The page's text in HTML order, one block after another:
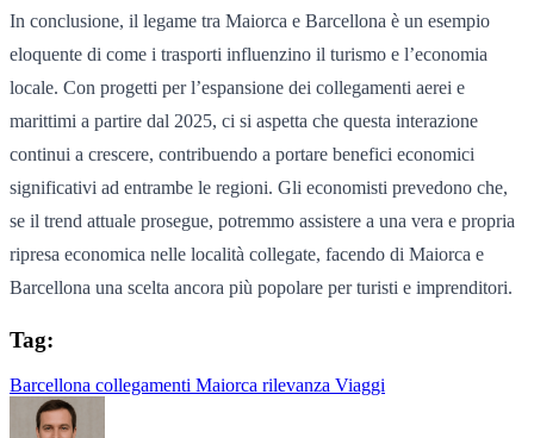
In conclusione, il legame tra Maiorca e Barcellona è un esempio
eloquente di come i trasporti influenzino il turismo e l’economia
locale. Con progetti per l’espansione dei collegamenti aerei e
marittimi a partire dal 2025, ci si aspetta che questa interazione
continui a crescere, contribuendo a portare benefici economici
significativi ad entrambe le regioni. Gli economisti prevedono che,
se il trend attuale prosegue, potremmo assistere a una vera e propria
ripresa economica nelle località collegate, facendo di Maiorca e
Barcellona una scelta ancora più popolare per turisti e imprenditori.
Tag:
Barcellona collegamenti Maiorca rilevanza Viaggi